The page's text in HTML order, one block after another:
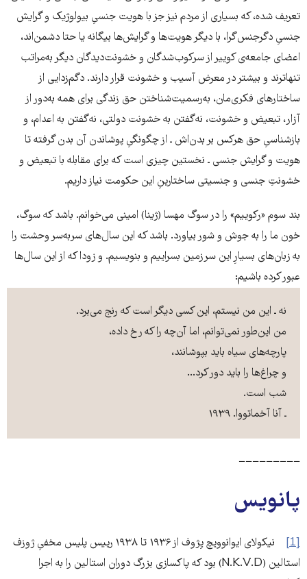
تعریف شده، که بسیاری از مردم‌ نیز جز با هویت جنسیِ بیولوژيک و گرایش
جنسیِ دگرجنس‌گرا، با دیگر هویت‌ها و گرایش‌ها بیگانه یا حتا دشمن‌اند،
اعضای جامعه‌ی کوییر از سرکوب‌شدگان و خشونت‌دیدگان دیگر به‌مراتب
تنهاترند و بیشتر در معرض آسیب و خشونت قرار دارند. دگم‌زدایی از
ساختارهای فکری‌مان، به‌رسمیت‌شناختن حق زندگی برای همه به‌دور از
آزار، تبعیض و خشونت، نه‌گفتن به خشونت دولتی، نه‌گفتن به اعدام، و
بازشناسیِ حق هرکس بر بدن‌اش ـ از چگونگیِ پوشاندن‌ آن بدن گرفته تا
هویت و گرایش جنسی ـ نخستین چیزی است که برای مقابله با تبعیض و
خشونتِ جنسی و جنسیتی ساختارینِ این حکومت نیاز داریم.
بند سوم «رکوییم» را در سوگ مهسا (ژینا) امینی می‌خوانم. باشد که سوگ،
خون‌ ما را به جوش و شور بیاورد. باشد که این سال‌های سربه‌سر وحشت را
به زبان‌های بسیارِ این سرزمین بسراییم و بنویسیم. و زودا که از این سال‌ها
عبور کرده باشیم:
نه ـ این من نیستم، این کسی دیگر است که رنج می‌برد.
من این‌طور نمی‌توانم، اما آن‌چه را که رخ داده،
پارچه‌‌های سیاه باید بپوشانند،
و چرا‌غ‌ها را باید دور کرد...
شب است.
ـ آنا آخماتووا. ۱۹۳۹
−−−−−−−−−
پانویس
[1]
نیکولای ایوانوویچ یِژوف از ۱۹۳۶ تا ۱۹۳۸ رییس پلیس مخفیِ ژوزف
استالین (N.K.V.D) بود که پاکسازی بزرگ دوران استالین را به اجرا